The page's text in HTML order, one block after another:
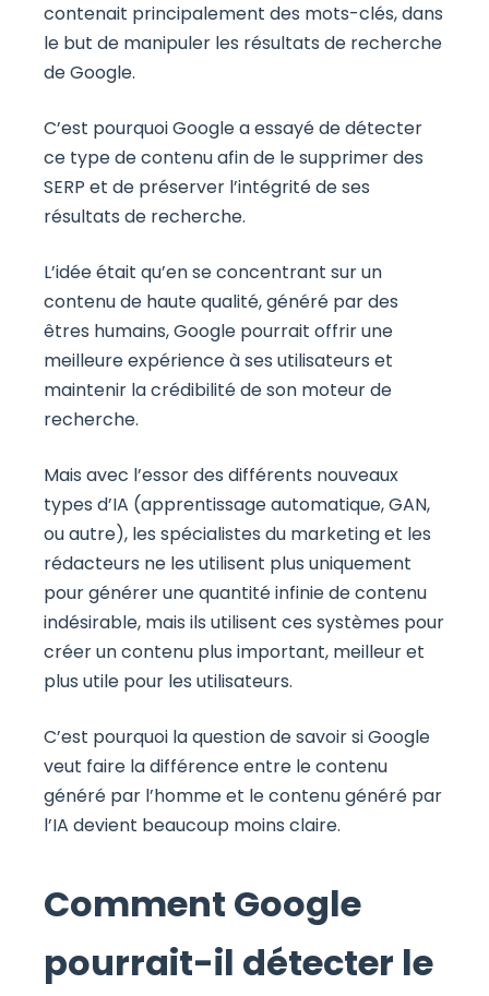
contenait principalement des mots-clés, dans
le but de manipuler les résultats de recherche
de Google.
C’est pourquoi Google a essayé de détecter
ce type de contenu afin de le supprimer des
SERP et de préserver l’intégrité de ses
résultats de recherche.
L’idée était qu’en se concentrant sur un
contenu de haute qualité, généré par des
êtres humains, Google pourrait offrir une
meilleure expérience à ses utilisateurs et
maintenir la crédibilité de son moteur de
recherche.
Mais avec l’essor des différents nouveaux
types d’IA (apprentissage automatique, GAN,
ou autre), les spécialistes du marketing et les
rédacteurs ne les utilisent plus uniquement
pour générer une quantité infinie de contenu
indésirable, mais ils utilisent ces systèmes pour
créer un contenu plus important, meilleur et
plus utile pour les utilisateurs.
C’est pourquoi la question de savoir si Google
veut faire la différence entre le contenu
généré par l’homme et le contenu généré par
l’IA devient beaucoup moins claire.
Comment Google
pourrait-il détecter le